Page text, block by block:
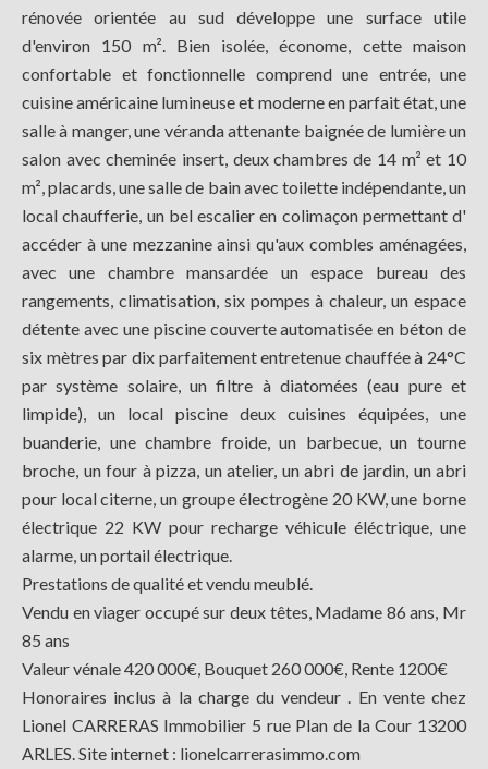
rénovée orientée au sud développe une surface utile
d'environ 150 m². Bien isolée, économe, cette maison
confortable et fonctionnelle comprend une entrée, une
cuisine américaine lumineuse et moderne en parfait état, une
salle à manger, une véranda attenante baignée de lumière un
salon avec cheminée insert, deux chambres de 14 m² et 10
m², placards, une salle de bain avec toilette indépendante, un
local chaufferie, un bel escalier en colimaçon permettant d'
accéder à une mezzanine ainsi qu'aux combles aménagées,
avec une chambre mansardée un espace bureau des
rangements, climatisation, six pompes à chaleur, un espace
détente avec une piscine couverte automatisée en béton de
six mètres par dix parfaitement entretenue chauffée à 24°C
par système solaire, un filtre à diatomées (eau pure et
limpide), un local piscine deux cuisines équipées, une
buanderie, une chambre froide, un barbecue, un tourne
broche, un four à pizza, un atelier, un abri de jardin, un abri
pour local citerne, un groupe électrogène 20 KW, une borne
électrique 22 KW pour recharge véhicule éléctrique, une
alarme, un portail électrique.
Prestations de qualité et vendu meublé.
Vendu en viager occupé sur deux têtes, Madame 86 ans, Mr
85 ans
Valeur vénale 420 000€, Bouquet 260 000€, Rente 1200€
Honoraires inclus à la charge du vendeur . En vente chez
Lionel CARRERAS Immobilier 5 rue Plan de la Cour 13200
ARLES. Site internet : lionelcarrerasimmo.com